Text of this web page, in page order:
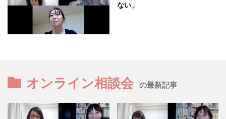
ない」
オンライン相談会 の最新記事